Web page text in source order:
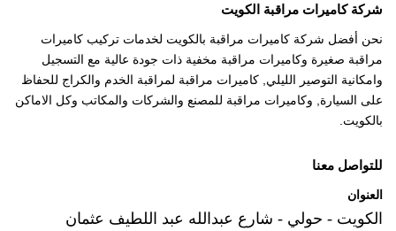
شركة كاميرات مراقبة الكويت
نحن أفضل شركة كاميرات مراقبة بالكويت لخدمات تركيب كاميرات
مراقبة صغيرة وكاميرات مراقبة مخفية ذات جودة عالية مع التسجيل
وامكانية التوصير الليلي, كاميرات مراقبة لمراقبة الخدم والكراج للحفاظ
على السيارة, وكاميرات مراقبة للمصنع والشركات والمكاتب وكل الاماكن
بالكويت.
للتواصل معنا
العنوان
الكويت - حولي - شارع عبدالله عبد اللطيف عثمان